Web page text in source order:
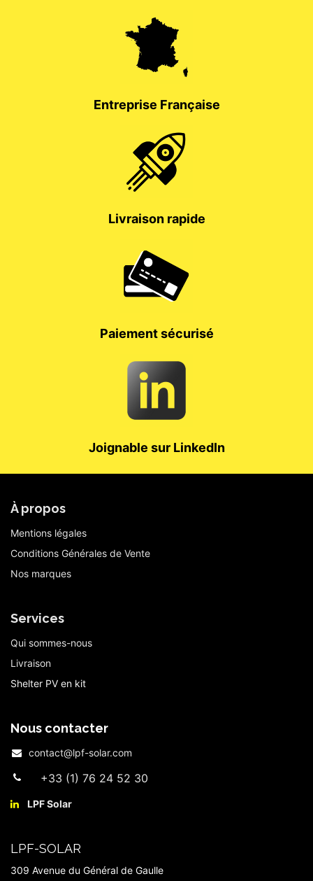
Entreprise Française
Livraison rapide
Paiement sécurisé
Joignable sur LinkedIn
À propos
Mentions légales
Conditions Générales de Vente
Nos marques
Services
Qui sommes-nous
Livraison
Shelter PV en kit
Nous contacter
contact@lpf-solar.com
+33 (1) 76 24 52 30
LPF Solar​
LPF-SOLAR
309 Avenue du Général de Gaulle